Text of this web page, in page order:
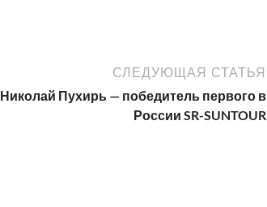
СЛЕДУЮЩАЯ СТАТЬЯ
Николай Пухирь — победитель первого в
России SR-SUNTOUR